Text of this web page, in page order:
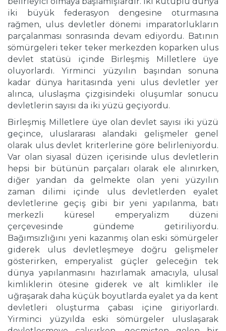
iki büyük federasyon dengesine oturmasına
rağmen, ulus devletler dönemi imparatorlukların
parçalanması sonrasında devam ediyordu. Batının
sömürgeleri teker teker merkezden koparken ulus
devlet statüsü içinde Birleşmiş Milletlere üye
oluyorlardı. Yirminci yüzyılın başından sonuna
kadar dünya haritasında yeni ulus devletler yer
alınca, uluslaşma çizgisindeki oluşumlar sonucu
devletlerin sayısı da iki yüzü geçiyordu.
Birleşmiş Milletlere üye olan devlet sayısı iki yüzü
geçince, uluslararası alandaki gelişmeler genel
olarak ulus devlet kriterlerine göre belirleniyordu.
Var olan siyasal düzen içerisinde ulus devletlerin
hepsi bir bütünün parçaları olarak ele alınırken,
diğer yandan da gelmekte olan yeni yüzyılın
zaman dilimi içinde ulus devletlerden eyalet
devletlerine geçiş gibi bir yeni yapılanma, batı
merkezli küresel emperyalizm düzeni
çerçevesinde gündeme getiriliyordu.
Bağımsızlığını yeni kazanmış olan eski sömürgeler
giderek ulus devletleşmeye doğru gelişmeler
gösterirken, emperyalist güçler geleceğin tek
dünya yapılanmasını hazırlamak amacıyla, ulusal
kimliklerin ötesine giderek ve alt kimlikler ile
uğraşarak daha küçük boyutlarda eyalet ya da kent
devletleri oluşturma çabası içine giriyorlardı.
Yirminci yüzyılda eski sömürgeler uluslaşarak